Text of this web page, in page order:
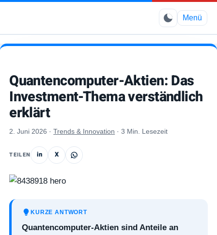
Menü
Quantencomputer-Aktien: Das
Investment-Thema verständlich
erklärt
2. Juni 2026 ·Trends & Innovation ·3 Min. Lesezeit
TEILEN in X
KURZE ANTWORT
Quantencomputer-Aktien sind Anteile an